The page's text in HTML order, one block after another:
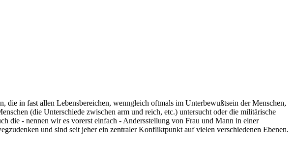
in fast allen Lebensbereichen, wenngleich oftmals im Unterbewußtsein der Menschen,
(die Unterschiede zwischen arm und reich, etc.) untersucht oder die militärische
die - nennen wir es vorerst einfach - Andersstellung von Frau und Mann in einer
und sind seit jeher ein zentraler Konfliktpunkt auf vielen verschiedenen Ebenen.